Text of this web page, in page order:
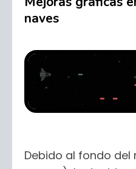
naves
Debido al fondo